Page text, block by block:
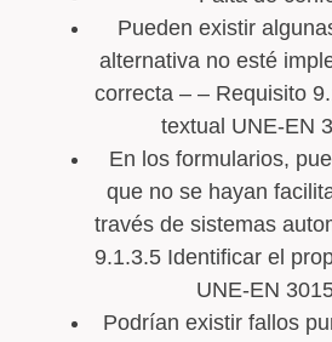
Pueden existir
alternativa no esté
correcta – – Requisito
textual UNE-EN
En los formularios,
que no se hayan
través de sistemas
9.1.3.5 Identificar el
UNE-EN
Podrían existir fallos